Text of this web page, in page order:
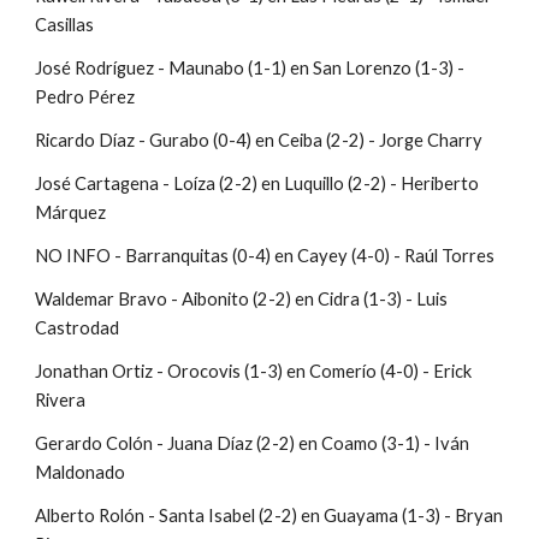
Casillas
José Rodríguez - Maunabo (1-1) en San Lorenzo (1-3) -
Pedro Pérez
Ricardo Díaz - Gurabo (0-4) en Ceiba (2-2) - Jorge Charry
José Cartagena - Loíza (2-2) en Luquillo (2-2) - Heriberto
Márquez
NO INFO - Barranquitas (0-4) en Cayey (4-0) - Raúl Torres
Waldemar Bravo - Aibonito (2-2) en Cidra (1-3) - Luis
Castrodad
Jonathan Ortiz - Orocovis (1-3) en Comerío (4-0) - Erick
Rivera
Gerardo Colón - Juana Díaz (2-2) en Coamo (3-1) - Iván
Maldonado
Alberto Rolón - Santa Isabel (2-2) en Guayama (1-3) - Bryan